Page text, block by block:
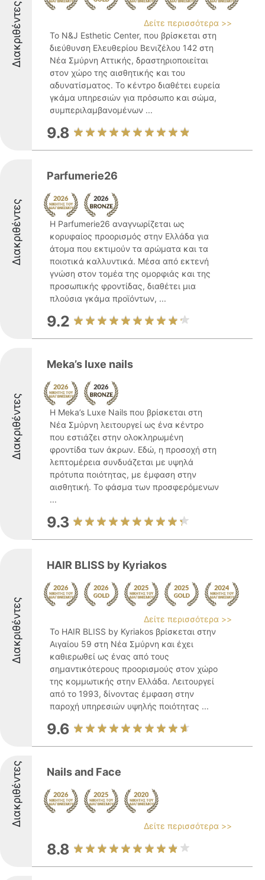
Διακριθέντες
Δείτε περισσότερα >>
Το N&J Esthetic Center, που βρίσκεται στη
διεύθυνση Ελευθερίου Βενιζέλου 142 στη
Νέα Σμύρνη Αττικής, δραστηριοποιείται
στον χώρο της αισθητικής και του
αδυνατίσματος. Το κέντρο διαθέτει ευρεία
γκάμα υπηρεσιών για πρόσωπο και σώμα,
συμπεριλαμβανομένων ...
9.8
Διακριθέντες
Parfumerie26
Η Parfumerie26 αναγνωρίζεται ως
κορυφαίος προορισμός στην Ελλάδα για
άτομα που εκτιμούν τα αρώματα και τα
ποιοτικά καλλυντικά. Μέσα από εκτενή
γνώση στον τομέα της ομορφιάς και της
προσωπικής φροντίδας, διαθέτει μια
πλούσια γκάμα προϊόντων, ...
9.2
Διακριθέντες
Meka’s luxe nails
Η Meka’s Luxe Nails που βρίσκεται στη
Νέα Σμύρνη λειτουργεί ως ένα κέντρο
που εστιάζει στην ολοκληρωμένη
φροντίδα των άκρων. Εδώ, η προσοχή στη
λεπτομέρεια συνδυάζεται με υψηλά
πρότυπα ποιότητας, με έμφαση στην
αισθητική. Το φάσμα των προσφερόμενων
...
9.3
Διακριθέντες
HAIR BLISS by Kyriakos
Δείτε περισσότερα >>
Το HAIR BLISS by Kyriakos βρίσκεται στην
Αιγαίου 59 στη Νέα Σμύρνη και έχει
καθιερωθεί ως ένας από τους
σημαντικότερους προορισμούς στον χώρο
της κομμωτικής στην Ελλάδα. Λειτουργεί
από το 1993, δίνοντας έμφαση στην
παροχή υπηρεσιών υψηλής ποιότητας ...
9.6
Διακριθέντες Nails and Face
Δείτε περισσότερα >>
8.8